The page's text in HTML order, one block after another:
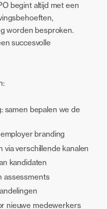
begint altijd met een
worden besproken.
succesvolle
samen bepalen we de
branding
via verschillende kanalen
kandidaten
assessments
nieuwe medewerkers